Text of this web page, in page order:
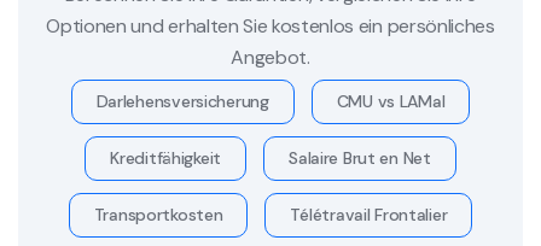
Optionen und erhalten Sie kostenlos ein persönliches
Angebot.
Darlehensversicherung CMU vs LAMal
Kreditfähigkeit Salaire Brut en Net
Transportkosten Télétravail Frontalier